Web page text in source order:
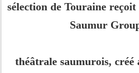
sélection de Touraine
Saumur
théâtrale saumurois, créé